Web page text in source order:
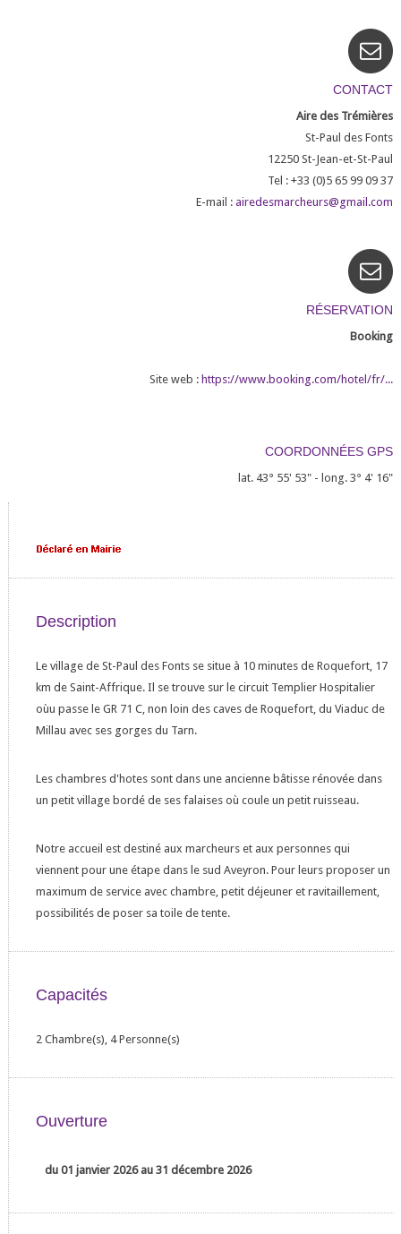
CONTACT
Aire des Trémières
St-Paul des Fonts
12250 St-Jean-et-St-Paul
Tel : +33 (0)5 65 99 09 37
E-mail : airedesmarcheurs@gmail.com
RÉSERVATION
Booking
Site web : https://www.booking.com/hotel/fr/...
COORDONNÉES GPS
lat. 43° 55' 53" - long. 3° 4' 16"
Description
Le village de St-Paul des Fonts se situe à 10 minutes de Roquefort, 17
km de Saint-Affrique. Il se trouve sur le circuit Templier Hospitalier
oùu passe le GR 71 C, non loin des caves de Roquefort, du Viaduc de
Millau avec ses gorges du Tarn.
Les chambres d'hotes sont dans une ancienne bâtisse rénovée dans
un petit village bordé de ses falaises où coule un petit ruisseau.
Notre accueil est destiné aux marcheurs et aux personnes qui
viennent pour une étape dans le sud Aveyron. Pour leurs proposer un
maximum de service avec chambre, petit déjeuner et ravitaillement,
possibilités de poser sa toile de tente.
Capacités
2 Chambre(s), 4 Personne(s)
Ouverture
du 01 janvier 2026 au 31 décembre 2026